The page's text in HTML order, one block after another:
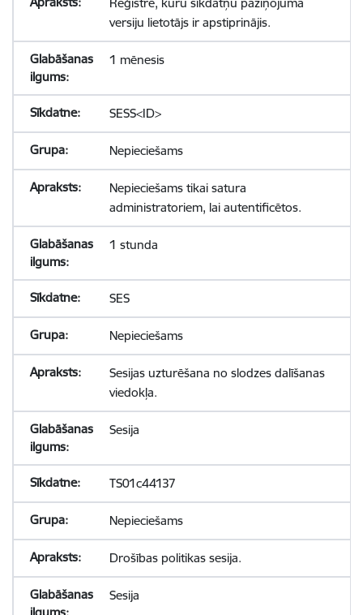
versiju lietotājs ir apstiprinājis.
1 mēnesis
SESS<ID>
Nepieciešams
Nepieciešams tikai satura
administratoriem, lai autentificētos.
1 stunda
SES
Nepieciešams
Sesijas uzturēšana no slodzes dalīšanas
viedokļa.
Sesija
TS01c44137
Nepieciešams
Drošības politikas sesija.
Sesija